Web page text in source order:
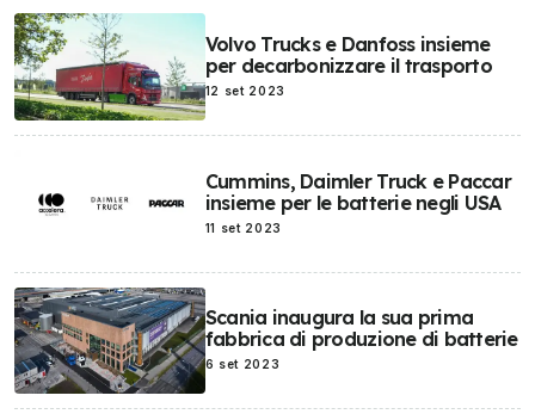
Volvo Trucks e Danfoss insieme
per decarbonizzare il trasporto
12 set 2023
Cummins, Daimler Truck e Paccar
insieme per le batterie negli USA
11 set 2023
Scania inaugura la sua prima
fabbrica di produzione di batterie
6 set 2023